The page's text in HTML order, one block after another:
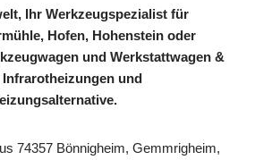
Ihr Werkzeugspezialist für
Hofen, Hohenstein oder
und Werkstattwagen &
und
74357 Bönnigheim, Gemmrigheim,